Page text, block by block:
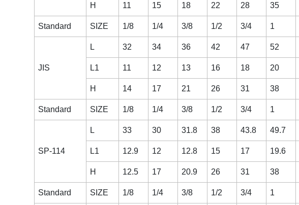
H 11 15 18 22 28 35
Standard SIZE 1/8 1/4 3/8 1/2 3/4 1
JIS
L 32 34 36 42 47 52
L1 11 12 13 16 18 20
H 14 17 21 26 31 38
Standard SIZE 1/8 1/4 3/8 1/2 3/4 1
SP-114
L 33 30 31.8 38 43.8 49.7
L1 12.9 12 12.8 15 17 19.6
H 12.5 17 20.9 26 31 38
Standard SIZE 1/8 1/4 3/8 1/2 3/4 1